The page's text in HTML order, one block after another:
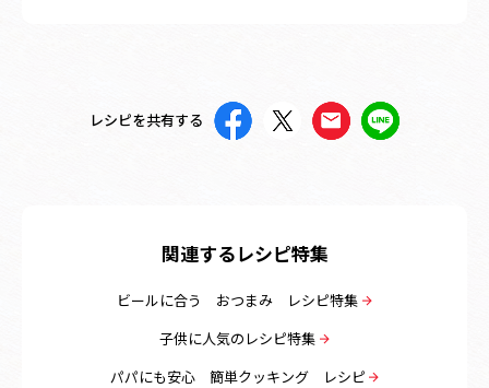
レシピを共有する
関連するレシピ特集
ビールに合う おつまみ レシピ特集
子供に人気のレシピ特集
パパにも安心 簡単クッキング レシピ